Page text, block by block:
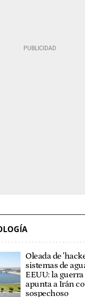
Oleada de
sistemas de
EEUU: la
apunta a Irán
sospechoso